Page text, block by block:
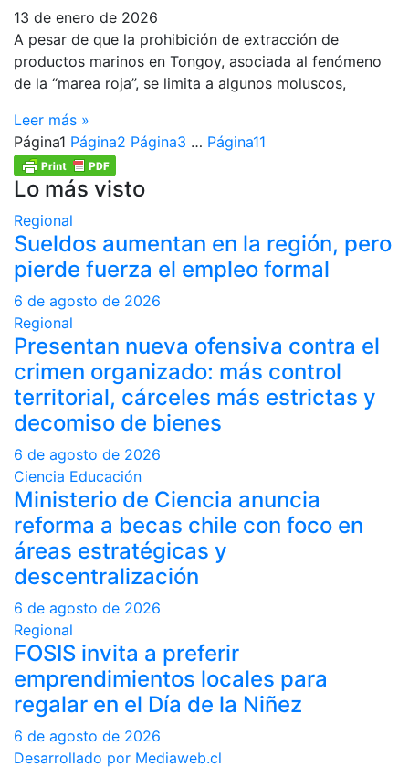
13 de enero de 2026
A pesar de que la prohibición de extracción de
productos marinos en Tongoy, asociada al fenómeno
de la “marea roja”, se limita a algunos moluscos,
Leer más »
Página1 Página2 Página3 … Página11
Lo más visto
Regional
Sueldos aumentan en la región, pero
pierde fuerza el empleo formal
6 de agosto de 2026
Regional
Presentan nueva ofensiva contra el
crimen organizado: más control
territorial, cárceles más estrictas y
decomiso de bienes
6 de agosto de 2026
Ciencia Educación
Ministerio de Ciencia anuncia
reforma a becas chile con foco en
áreas estratégicas y
descentralización
6 de agosto de 2026
Regional
FOSIS invita a preferir
emprendimientos locales para
regalar en el Día de la Niñez
6 de agosto de 2026
Desarrollado por Mediaweb.cl